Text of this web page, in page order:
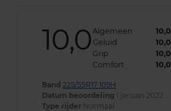
10,0 Algemeen
10,0
Geluid
10,0
Grip
10,0
Comfort
10,0
Band 225/55R17 109H
Datum beoordeling 1 januari 2022
Type rijder Normaal